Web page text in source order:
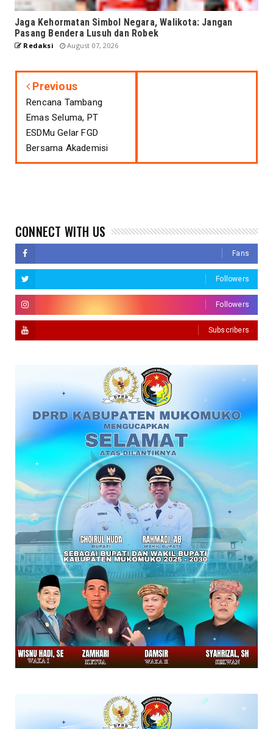
Jaga Kehormatan Simbol Negara, Walikota: Jangan
Pasang Bendera Lusuh dan Robek
Redaksi August 07, 2026
Previous
Rencana Tambang
Emas Seluma, PT
ESDMu Gelar FGD
Bersama Akademisi
CONNECT WITH US
Fans
Followers
Followers
Subscribers